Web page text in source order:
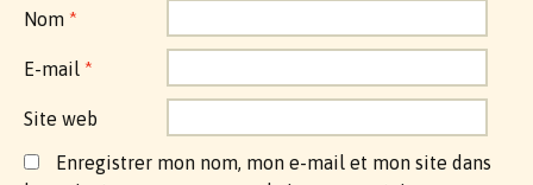
Nom *
E-mail *
Site web
Enregistrer mon nom, mon e-mail et mon site dans